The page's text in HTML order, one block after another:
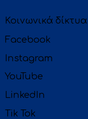
Κοινωνικά δίκτυα
Facebook
Instagram
YouTube
LinkedIn
Tik Tok